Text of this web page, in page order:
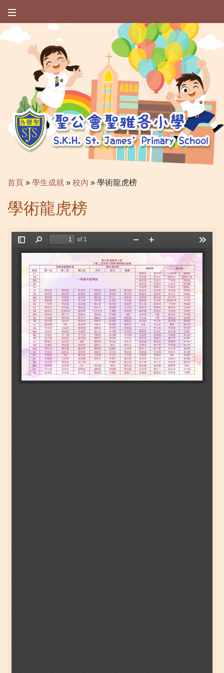
首頁 » 學生成就 » 校內 » 學術龍虎榜
學術龍虎榜